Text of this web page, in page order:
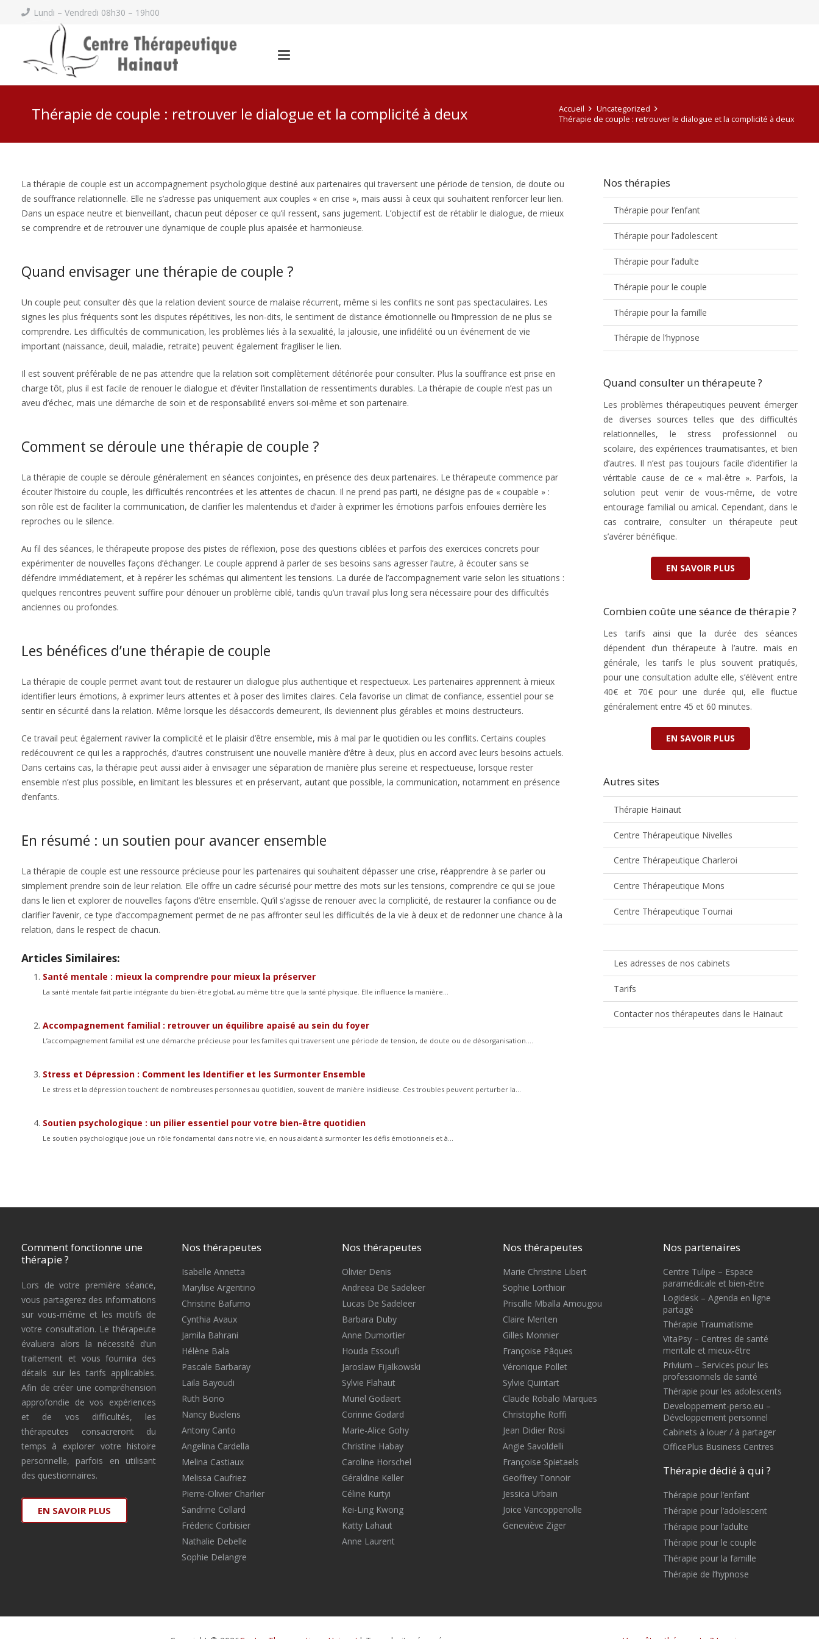
Lundi – Vendredi 08h30 – 19h00
Thérapie de couple : retrouver le dialogue et la complicité à deux Accueil
Uncategorized
Thérapie de couple : retrouver le dialogue et la complicité à deux
La thérapie de couple est un accompagnement psychologique destiné aux partenaires qui traversent une période de tension, de doute ou
de souffrance relationnelle. Elle ne s’adresse pas uniquement aux couples « en crise », mais aussi à ceux qui souhaitent renforcer leur lien.
Dans un espace neutre et bienveillant, chacun peut déposer ce qu’il ressent, sans jugement. L’objectif est de rétablir le dialogue, de mieux
se comprendre et de retrouver une dynamique de couple plus apaisée et harmonieuse.
Quand envisager une thérapie de couple ?
Un couple peut consulter dès que la relation devient source de malaise récurrent, même si les conflits ne sont pas spectaculaires. Les
signes les plus fréquents sont les disputes répétitives, les non-dits, le sentiment de distance émotionnelle ou l’impression de ne plus se
comprendre. Les difficultés de communication, les problèmes liés à la sexualité, la jalousie, une infidélité ou un événement de vie
important (naissance, deuil, maladie, retraite) peuvent également fragiliser le lien.
Il est souvent préférable de ne pas attendre que la relation soit complètement détériorée pour consulter. Plus la souffrance est prise en
charge tôt, plus il est facile de renouer le dialogue et d’éviter l’installation de ressentiments durables. La thérapie de couple n’est pas un
aveu d’échec, mais une démarche de soin et de responsabilité envers soi-même et son partenaire.
Comment se déroule une thérapie de couple ?
La thérapie de couple se déroule généralement en séances conjointes, en présence des deux partenaires. Le thérapeute commence par
écouter l’histoire du couple, les difficultés rencontrées et les attentes de chacun. Il ne prend pas parti, ne désigne pas de « coupable » :
son rôle est de faciliter la communication, de clarifier les malentendus et d’aider à exprimer les émotions parfois enfouies derrière les
reproches ou le silence.
Au fil des séances, le thérapeute propose des pistes de réflexion, pose des questions ciblées et parfois des exercices concrets pour
expérimenter de nouvelles façons d’échanger. Le couple apprend à parler de ses besoins sans agresser l’autre, à écouter sans se
défendre immédiatement, et à repérer les schémas qui alimentent les tensions. La durée de l’accompagnement varie selon les situations :
quelques rencontres peuvent suffire pour dénouer un problème ciblé, tandis qu’un travail plus long sera nécessaire pour des difficultés
anciennes ou profondes.
Les bénéfices d’une thérapie de couple
La thérapie de couple permet avant tout de restaurer un dialogue plus authentique et respectueux. Les partenaires apprennent à mieux
identifier leurs émotions, à exprimer leurs attentes et à poser des limites claires. Cela favorise un climat de confiance, essentiel pour se
sentir en sécurité dans la relation. Même lorsque les désaccords demeurent, ils deviennent plus gérables et moins destructeurs.
Ce travail peut également raviver la complicité et le plaisir d’être ensemble, mis à mal par le quotidien ou les conflits. Certains couples
redécouvrent ce qui les a rapprochés, d’autres construisent une nouvelle manière d’être à deux, plus en accord avec leurs besoins actuels.
Dans certains cas, la thérapie peut aussi aider à envisager une séparation de manière plus sereine et respectueuse, lorsque rester
ensemble n’est plus possible, en limitant les blessures et en préservant, autant que possible, la communication, notamment en présence
d’enfants.
En résumé : un soutien pour avancer ensemble
La thérapie de couple est une ressource précieuse pour les partenaires qui souhaitent dépasser une crise, réapprendre à se parler ou
simplement prendre soin de leur relation. Elle offre un cadre sécurisé pour mettre des mots sur les tensions, comprendre ce qui se joue
dans le lien et explorer de nouvelles façons d’être ensemble. Qu’il s’agisse de renouer avec la complicité, de restaurer la confiance ou de
clarifier l’avenir, ce type d’accompagnement permet de ne pas affronter seul les difficultés de la vie à deux et de redonner une chance à la
relation, dans le respect de chacun.
Articles Similaires:
Santé mentale : mieux la comprendre pour mieux la préserver
La santé mentale fait partie intégrante du bien-être global, au même titre que la santé physique. Elle influence la manière...
Accompagnement familial : retrouver un équilibre apaisé au sein du foyer
L’accompagnement familial est une démarche précieuse pour les familles qui traversent une période de tension, de doute ou de désorganisation....
Stress et Dépression : Comment les Identifier et les Surmonter Ensemble
Le stress et la dépression touchent de nombreuses personnes au quotidien, souvent de manière insidieuse. Ces troubles peuvent perturber la...
Soutien psychologique : un pilier essentiel pour votre bien-être quotidien
Le soutien psychologique joue un rôle fondamental dans notre vie, en nous aidant à surmonter les défis émotionnels et à...
Nos thérapies
Thérapie pour l’enfant
Thérapie pour l’adolescent
Thérapie pour l’adulte
Thérapie pour le couple
Thérapie pour la famille
Thérapie de l’hypnose
Quand consulter un thérapeute ?
Les problèmes thérapeutiques peuvent émerger
de diverses sources telles que des difficultés
relationnelles, le stress professionnel ou
scolaire, des expériences traumatisantes, et bien
d’autres. Il n’est pas toujours facile d’identifier la
véritable cause de ce « mal-être ». Parfois, la
solution peut venir de vous-même, de votre
entourage familial ou amical. Cependant, dans le
cas contraire, consulter un thérapeute peut
s’avérer bénéfique.
EN SAVOIR PLUS
Combien coûte une séance de thérapie ?
Les tarifs ainsi que la durée des séances
dépendent d’un thérapeute à l’autre. mais en
générale, les tarifs le plus souvent pratiqués,
pour une consultation adulte elle, s’élèvent entre
40€ et 70€ pour une durée qui, elle fluctue
généralement entre 45 et 60 minutes.
EN SAVOIR PLUS
Autres sites
Thérapie Hainaut
Centre Thérapeutique Nivelles
Centre Thérapeutique Charleroi
Centre Thérapeutique Mons
Centre Thérapeutique Tournai
Les adresses de nos cabinets
Tarifs
Contacter nos thérapeutes dans le Hainaut
Comment fonctionne une
thérapie ?
Lors de votre première séance,
vous partagerez des informations
sur vous-même et les motifs de
votre consultation. Le thérapeute
évaluera alors la nécessité d’un
traitement et vous fournira des
détails sur les tarifs applicables.
Afin de créer une compréhension
approfondie de vos expériences
et de vos difficultés, les
thérapeutes consacreront du
temps à explorer votre histoire
personnelle, parfois en utilisant
des questionnaires.
EN SAVOIR PLUS
Nos thérapeutes
Isabelle Annetta
Marylise Argentino
Christine Bafumo
Cynthia Avaux
Jamila Bahrani
Hélène Bala
Pascale Barbaray
Laila Bayoudi
Ruth Bono
Nancy Buelens
Antony Canto
Angelina Cardella
Melina Castiaux
Melissa Caufriez
Pierre-Olivier Charlier
Sandrine Collard
Fréderic Corbisier
Nathalie Debelle
Sophie Delangre
Nos thérapeutes
Olivier Denis
Andreea De Sadeleer
Lucas De Sadeleer
Barbara Duby
Anne Dumortier
Houda Essoufi
Jaroslaw Fijalkowski
Sylvie Flahaut
Muriel Godaert
Corinne Godard
Marie-Alice Gohy
Christine Habay
Caroline Horschel
Géraldine Keller
Céline Kurtyi
Kei-Ling Kwong
Katty Lahaut
Anne Laurent
Nos thérapeutes
Marie Christine Libert
Sophie Lorthioir
Priscille Mballa Amougou
Claire Menten
Gilles Monnier
Françoise Pâques
Véronique Pollet
Sylvie Quintart
Claude Robalo Marques
Christophe Roffi
Jean Didier Rosi
Angie Savoldelli
Françoise Spietaels
Geoffrey Tonnoir
Jessica Urbain
Joice Vancoppenolle
Geneviève Ziger
Nos partenaires
Centre Tulipe – Espace
paramédicale et bien-être
Logidesk – Agenda en ligne
partagé
Thérapie Traumatisme
VitaPsy – Centres de santé
mentale et mieux-être
Privium – Services pour les
professionnels de santé
Thérapie pour les adolescents
Developpement-perso.eu –
Développement personnel
Cabinets à louer / à partager
OfficePlus Business Centres
Thérapie dédié à qui ?
Thérapie pour l’enfant
Thérapie pour l’adolescent
Thérapie pour l’adulte
Thérapie pour le couple
Thérapie pour la famille
Thérapie de l’hypnose